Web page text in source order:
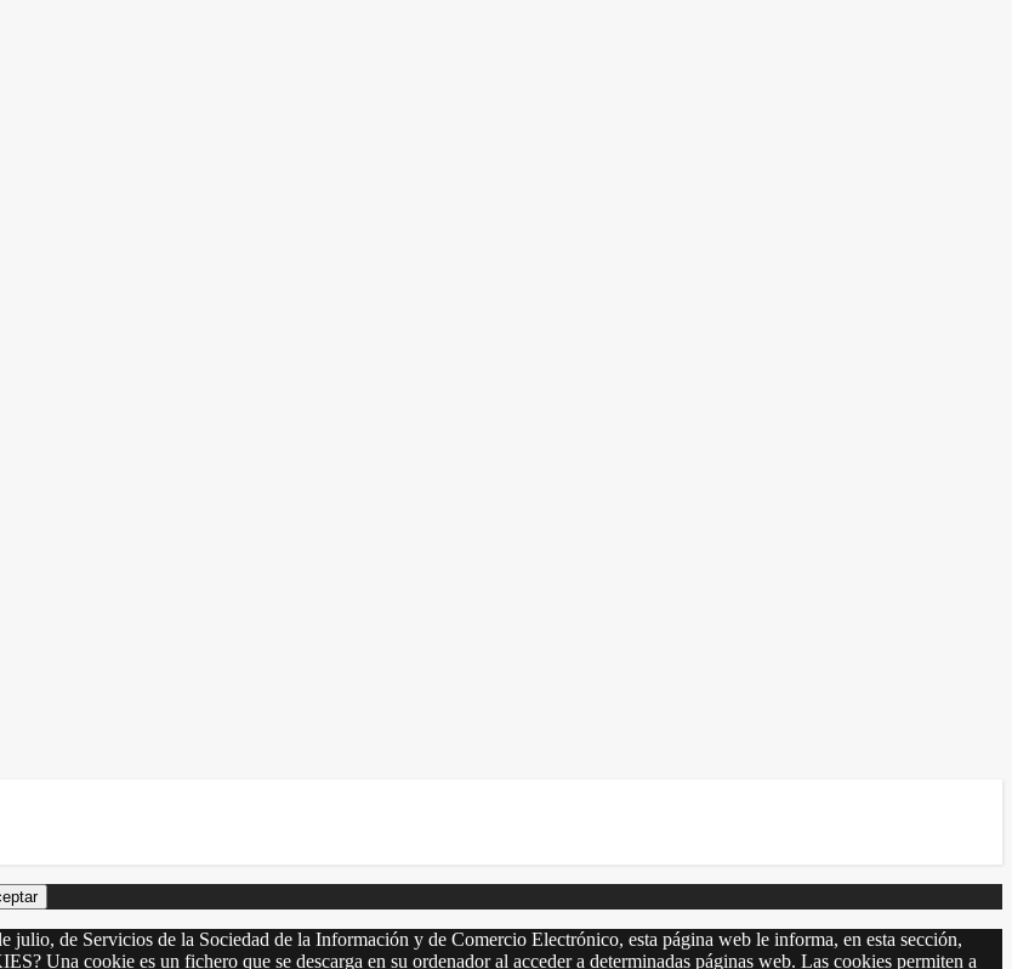
de Servicios de la Sociedad de la Información y de Comercio Electrónico, esta página web le informa, en esta sección,
Una cookie es un fichero que se descarga en su ordenador al acceder a determinadas páginas web. Las cookies permiten a